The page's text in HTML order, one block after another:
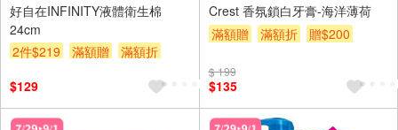
好自在INFINITY液體衛生棉
24cm
2件$219
滿額贈
滿額折
$129
Crest 香氛鎖白牙膏-海洋薄荷
滿額贈
滿額折 贈$200
$ 199
$135